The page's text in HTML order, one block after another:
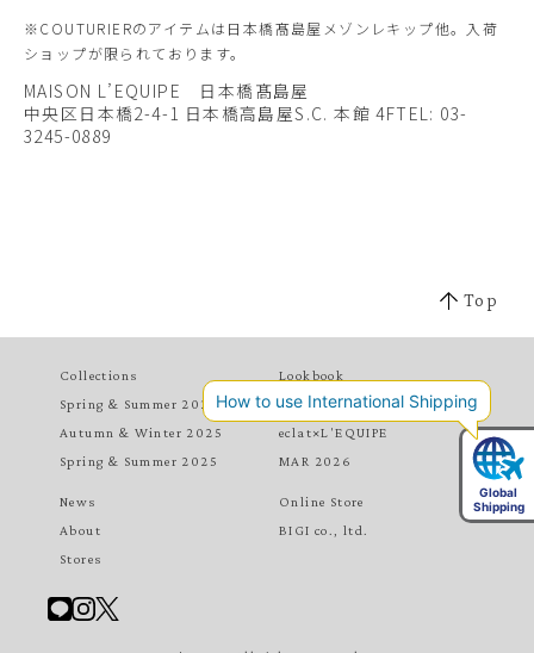
※COUTURIERのアイテムは日本橋髙島屋メゾンレキップ他。入荷
ショップが限られております。
MAISON L’EQUIPE 日本橋髙島屋
中央区日本橋2-4-1 日本橋高島屋S.C. 本館 4FTEL: 03-
3245-0889
Top
Collections
Spring & Summer 2026
Autumn & Winter 2025
Spring & Summer 2025
Lookbook
MAY 2026
eclat×L'EQUIPE
MAR 2026
News
About
Stores
Online Store
BIGI co., ltd.